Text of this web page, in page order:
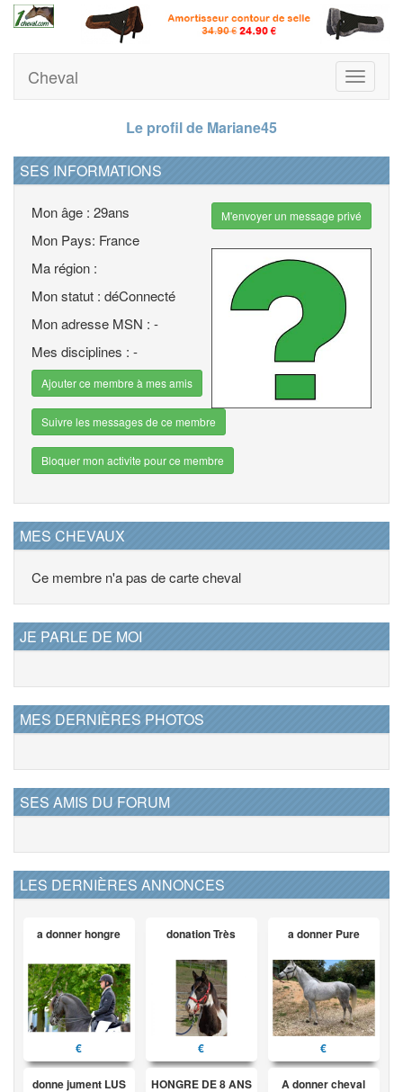
Toggle
Cheval
Le profil de Mariane45
SES INFORMATIONS
Mon âge : 29ans
Mon Pays: France
Ma région :
Mon statut : déConnecté
Mon adresse MSN : -
Mes disciplines : -
Ajouter ce membre à mes amis
Suivre les messages de ce membre
Bloquer mon activite pour ce membre
M'envoyer un message privé
MES CHEVAUX
Ce membre n'a pas de carte cheval
JE PARLE DE MOI
MES DERNIÈRES PHOTOS
SES AMIS DU FORUM
LES DERNIÈRES ANNONCES
a donner hongre
€
donation Très
€
a donner Pure
€
donne jument LUS HONGRE DE 8 ANS A donner cheval